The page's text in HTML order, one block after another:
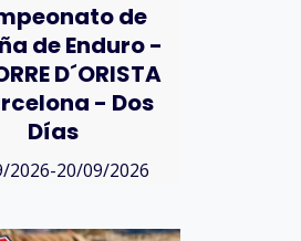
de
de Enduro -
D´ORISTA
- Dos
Días
2026-20/09/2026